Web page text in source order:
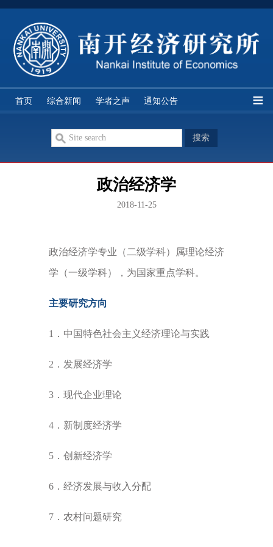
经研所简介 研究队伍 学科分类 研究机构
首页 综合新闻 学者之声 通知公告
政治经济学
2018-11-25
政治经济学专业（二级学科）属理论经济
学（一级学科），为国家重点学科。
主要研究方向
1．中国特色社会主义经济理论与实践
2．发展经济学
3．现代企业理论
4．新制度经济学
5．创新经济学
6．经济发展与收入分配
7．农村问题研究